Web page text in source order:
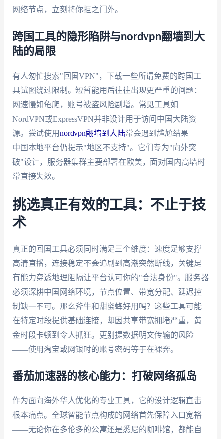
网络节点，立刻将你拒之门外。
跨国工具的隐形陷阱与nordvpn翻墙到大
陆的局限
有人匆忙搜索"回国VPN"，下载一些所谓免费的跨国工
具试图绕过限制。短暂能用后往往出现更严重的问题：
网速慢如龟爬，账号被盗风险剧增。常见工具如
NordVPN或ExpressVPN并非设计用于访问中国大陆资
源。尝试使用nordvpn翻墙到大陆常会遇到尴尬结果——
中国本地平台仍提示"地区不支持"。它们专为"向外突
破"设计，服务器集群主要部署在欧美，面对国内高墙时
常直接失效。
挑选真正有效的工具：不止于技
术
真正的回国工具必须同时满足三个维度：速度足够支撑
高清直播，连接稳定不会追剧到高潮突然断线，关键是
有能力穿透地理阻隔让平台认可你的"合法身份"。服务器
必须深耕中国网络环境，节点位置、带宽分配、延迟控
制缺一不可。那么斧牛和甜蜜蜂好用吗？这些工具可能
在特定时段提供基础连接，却因共享带宽拥堵严重，黄
金时段卡顿到令人抓狂。更别提数据明文传输的风险
——使用淘宝或网银时的账号密码等于在裸奔。
番茄加速器的核心能力：打破网络孤岛
作为面向海外华人优化的专业工具，它的设计逻辑直击
根本痛点。全球智能节点构成的网络首先保障入口宽裕
——无论你在多伦多的公寓还是悉尼的咖啡馆，都能自